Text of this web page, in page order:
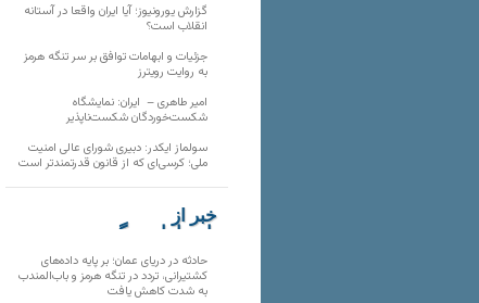
گزارش یورونیوز؛ آیا ایران واقعا در آستانه
انقلاب است؟
جزئیات و ابهامات توافق بر سر تنگه هرمز
به روایت رویترز
امیر طاهری – ایران: نمایشگاه
شکست‌خوردگان شکست‌ناپذیر
سولماز ایکدر: دبیری شورای عالی امنیت
ملی؛ کرسی‌ای که از قانون قدرتمندتر است
خبر از
تارنماهای دیگر
حادثه در دریای عمان؛ بر پایه داده‌های
کشتیرانی، تردد در تنگه هرمز و باب‌المندب
به شدت کاهش یافت